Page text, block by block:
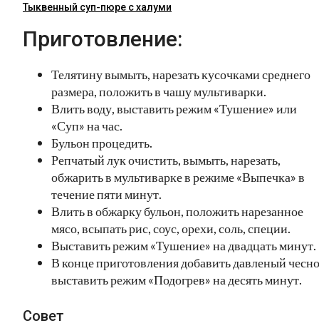
Тыквенный суп-пюре с халуми
Приготовление:
Телятину вымыть, нарезать кусочками среднего
размера, положить в чашу мультиварки.
Влить воду, выставить режим «Тушение» или
«Суп» на час.
Бульон процедить.
Репчатый лук очистить, вымыть, нарезать,
обжарить в мультиварке в режиме «Выпечка» в
течение пяти минут.
Влить в обжарку бульон, положить нарезанное
мясо, всыпать рис, соус, орехи, соль, специи.
Выставить режим «Тушение» на двадцать минут.
В конце приготовления добавить давленый
выставить режим «Подогрев» на десять минут.
Совет